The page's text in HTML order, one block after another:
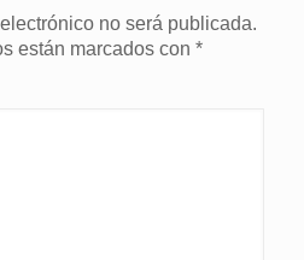
no será publicada.
están marcados con *